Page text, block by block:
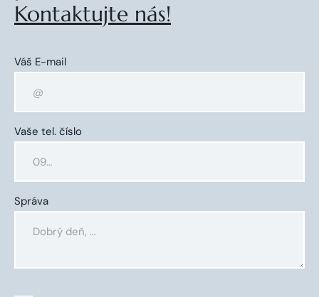
Kontaktujte nás!
Váš E-mail
Vaše tel. číslo
Správa